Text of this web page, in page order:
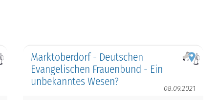
Marktoberdorf - Deutschen
Evangelischen Frauenbund - Ein
unbekanntes Wesen?
08.09.2021